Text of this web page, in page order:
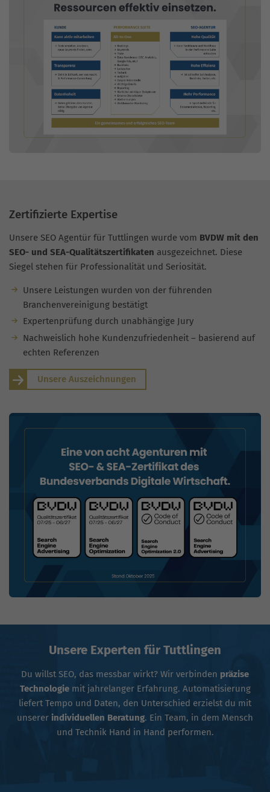
Zertifizierte Expertise
Unsere SEO Agentür für Tuttlingen wurde vom BVDW mit den
SEO- und SEA-Qualitätszertifikaten ausgezeichnet. Diese
Siegel stehen für Professionalität und Seriosität.
Unsere Leistungen wurden von der führenden
Branchenvereinigung bestätigt
Expertenprüfung durch unabhängige Jury
Nachweislich hohe Kundenzufriedenheit – basierend auf
echten Referenzen
Unsere Auszeichnungen
Unsere Experten für Tuttlingen
Du willst SEO, das messbar wirkt? Wir verbinden präzise
Technologiemit jahrelanger Erfahrung. Automatisierung
liefert Tempo und Daten, den Unterschied erzielst du mit
unserer individuellen Beratung. Ein Team, in dem Mensch
und Technik Hand in Hand performen.